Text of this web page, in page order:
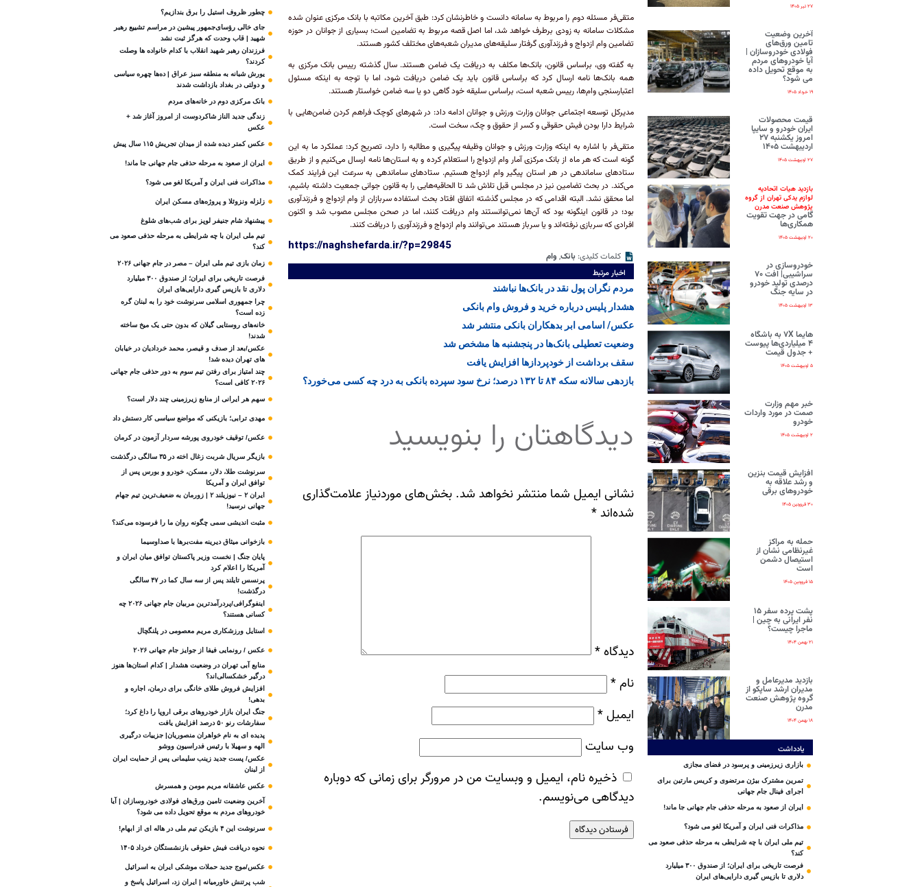
۲۷ تیر ۱۴۰۵
آخرین وضعیت
تامین ورق‌های
فولادی خودروسازان |
آیا خودروهای مردم
به موقع تحویل داده
می شود؟
۱۹ خرداد ۱۴۰۵
قیمت محصولات
ایران‌ خودرو و سایپا
امروز یکشنبه ۲۷
اردیبهشت ۱۴۰۵
۲۷ اردیبهشت ۱۴۰۵
بازدید هیات اتحادیه
لوازم یدکی تهران از گروه
پژوهش صنعت مدرن
گامی در جهت تقویت
همکاری‌ها
۲۰ اردیبهشت ۱۴۰۵
خودروسازی در
سراشیبی| افت ۷۰
درصدی تولید خودرو
در سایه جنگ
۱۳ اردیبهشت ۱۴۰۵
هایما ۷X به باشگاه
۴ میلیاردی‌ها پیوست
+ جدول قیمت
۵ اردیبهشت ۱۴۰۵
خبر مهم وزارت
صمت در مورد واردات
خودرو
۲ اردیبهشت ۱۴۰۵
افزایش قیمت بنزین
و رشد علاقه به
خودروهای برقی
۳۰ فروردین ۱۴۰۵
حمله به مراکز
غیرنظامی نشان از
استیصال دشمن
است
۱۵ فروردین ۱۴۰۵
پشت پرده سفر ۱۵
نفر ایرانی‌ به چین |
ماجرا چیست؟
۲۱ بهمن ۱۴۰۴
بازدید مدیرعامل و
مدیران ارشد ساپکو از
گروه پژوهش صنعت
مدرن
۱۸ بهمن ۱۴۰۴
یادداشت
بازاری زیرزمینی و پرسود در فضای مجازی
تمرین مشترک بیژن مرتضوی و کریس مارتین برای
اجرای فینال جام جهانی
ایران از صعود به مرحله حذفی جام جهانی جا ماند!
مذاکرات فنی ایران و آمریکا لغو می شود؟
تیم ملی ایران با چه شرایطی به مرحله حذفی صعود می
کند؟
فرصت تاریخی برای ایران؛ از صندوق ۳۰۰ میلیارد
دلاری تا بازپس گیری دارایی‌های ایران
متقی‌فر مسئله دوم را مربوط به سامانه دانست و خاطرنشان کرد: طبق آخرین مکاتبه با بانک مرکزی عنوان شده
مشکلات سامانه به زودی برطرف خواهد شد، اما اصل قصه مربوط به تضامین است؛ بسیاری از جوانان در حوزه
تضامین وام ازدواج و فرزندآوری گرفتار سلیقه‌های مدیران شعبه‌های مختلف کشور هستند.
به گفته وی، براساس قانون، بانک‌ها مکلف به دریافت یک ضامن هستند. سال گذشته رییس بانک مرکزی به
همه بانک‌ها نامه ارسال کرد که براساس قانون باید یک ضامن دریافت شود، اما با توجه به اینکه مسئول
اعتبارسنجی وام‌ها، رییس شعبه است، براساس سلیقه خود گاهی دو یا سه ضامن خواستار هستند.
مدیرکل توسعه اجتماعی جوانان وزارت ورزش و جوانان ادامه داد: در شهر‌های کوچک فراهم کردن ضامن‌هایی با
شرایط دارا بودن فیش حقوقی و کسر از حقوق و چک، سخت است.
متقی‌فر با اشاره به اینکه وزارت ورزش و جوانان وظیفه پیگیری و مطالبه را دارد، تصریح کرد: عملکرد ما به این
گونه است که هر ماه از بانک مرکزی آمار وام ازدواج را استعلام کرده و به استان‌ها نامه ارسال می‌کنیم و از طریق
ستاد‌های ساماندهی در هر استان پیگیر وام ازدواج هستیم. ستاد‌های ساماندهی به سرعت این فرایند کمک
می‌کند. در بحث تضامین نیز در مجلس قبل تلاش شد تا الحاقیه‌هایی را به قانون جوانی جمعیت داشته باشیم،
اما محقق نشد. البته اقدامی که در مجلس گذشته اتفاق افتاد بحث استفاده سربازان از وام ازدواج و فرزندآوری
بود؛ در قانون اینگونه بود که آن‌ها نمی‌توانستند وام دریافت کنند، اما در صحن مجلس مصوب شد و اکنون
افرادی که سربازی نرفته‌اند و یا سرباز هستند می‌توانند وام ازدواج و فرزندآوری را دریافت کنند.
https://naghshefarda.ir/?p=29845
کلمات کلیدی: بانک, وام
اخبار مرتبط
مردم نگران پول نقد در بانک‌ها نباشند
هشدار پلیس درباره خرید و فروش وام بانکی
عکس/ اسامی ابر بدهکاران بانکی منتشر شد
وضعیت تعطیلی بانک‌ها در پنجشنبه ها مشخص شد
سقف برداشت از خودپردازها افزایش یافت
بازدهی سالانه سکه ۸۴ تا ۱۳۲ درصد؛ نرخ سود سپرده‌ بانکی به درد چه کسی می‌خورد؟
دیدگاهتان را بنویسید
نشانی ایمیل شما منتشر نخواهد شد. بخش‌های موردنیاز علامت‌گذاری
شده‌اند*
دیدگاه*
نام*
ایمیل*
وب‌ سایت
ذخیره نام، ایمیل و وبسایت من در مرورگر برای زمانی که دوباره
دیدگاهی می‌نویسم.
چطور ظروف استیل را برق بندازیم؟
جای خالی رؤسای‌جمهور پیشین در مراسم تشییع رهبر
شهید | قاب وحدت که هرگز ثبت نشد
فرزندان رهبر شهید انقلاب با کدام خانواده ها وصلت
کردند؟
یورش شبانه به منطقه سبز عراق | ده‌ها چهره سیاسی
و دولتی در بغداد بازداشت شدند
بانک مرکزی دوم در خانه‌های مردم
زندگی جدید الناز شاکردوست از امروز آغاز شد +
عکس
عکس کمتر دیده شده از میدان تجریش ۱۱۵ سال پیش
ایران از صعود به مرحله حذفی جام جهانی جا ماند!
مذاکرات فنی ایران و آمریکا لغو می شود؟
زلزله ونزوئلا و پروژه‌های مسکن ایران
پیشنهاد شام جنیفر لوپز برای شب‌های شلوغ
تیم ملی ایران با چه شرایطی به مرحله حذفی صعود می
کند؟
زمان بازی تیم ملی ایران – مصر در جام جهانی ۲۰۲۶
فرصت تاریخی برای ایران؛ از صندوق ۳۰۰ میلیارد
دلاری تا بازپس گیری دارایی‌های ایران
چرا جمهوری اسلامی سرنوشت خود را به لبنان گره
زده است؟
خانه‌های روستایی گیلان که بدون حتی یک میخ ساخته
شدند!
عکس/بعد از صدف و قیصر، محمد خردادیان در خیابان
های تهران دیده شد!
چند امتیاز برای رفتن تیم سوم به دور حذفی جام جهانی
۲۰۲۶ کافی است؟
سهم هر ایرانی از منابع زیرزمینی چند دلار است؟
مهدی ترابی؛ بازیکنی که مواضع سیاسی‌ کار دستش داد
عکس/ توقیف خودروی پورشه سردار آزمون در کرمان
بازیگر سریال شربت زغال‌ اخته در ۳۵ سالگی درگذشت
سرنوشت طلا، دلار، مسکن، خودرو و بورس پس از
توافق ایران و آمریکا
ایران ۲ – نیوزیلند ۲ | زورمان به ضعیف‌ترین تیم جهام
جهانی نرسید!
مثبت‌ اندیشی سمی چگونه روان ما را فرسوده می‌کند؟
بازخوانی میثاق دیرینه مفت‌برها با صداوسیما
پایان جنگ | نخست وزیر پاکستان توافق میان ایران و
آمریکا را اعلام کرد
پرنسس تایلند پس از سه سال کما در ۴۷ سالگی
درگذشت!
اینفوگرافی/پردرآمدترین مربیان جام جهانی ۲۰۲۶ چه
کسانی هستند؟
استایل ورزشکاری مریم معصومی در پلنگچال
عکس / رونمایی فیفا از جوایز جام جهانی ۲۰۲۶
منابع آبی تهران در وضعیت هشدار | کدام استان‌ها هنوز
درگیر خشکسالی‌اند؟
افزایش فروش طلای خانگی برای درمان، اجاره و
بدهی!
جنگ ایران بازار خودروهای برقی اروپا را داغ کرد؛
سفارشات رنو ۵۰ درصد افزایش یافت
پدیده ای به نام خواهران منصوریان| جزییات درگیری
الهه و سهیلا با رئیس فدراسیون ووشو
عکس/ پست جدید زینب سلیمانی پس از حمایت ایران
از لبنان
عکس عاشقانه مریم مومن و همسرش
آخرین وضعیت تامین ورق‌های فولادی خودروسازان | آیا
خودروهای مردم به موقع تحویل داده می شود؟
سرنوشت این ۴ بازیکن تیم ملی در هاله ای از ابهام!
نحوه دریافت فیش حقوقی بازنشستگان خرداد ۱۴۰۵
عکس/موج جدید حملات موشکی ایران به اسرائیل
شب پرتنش خاورمیانه | ایران زد، اسرائیل پاسخ و